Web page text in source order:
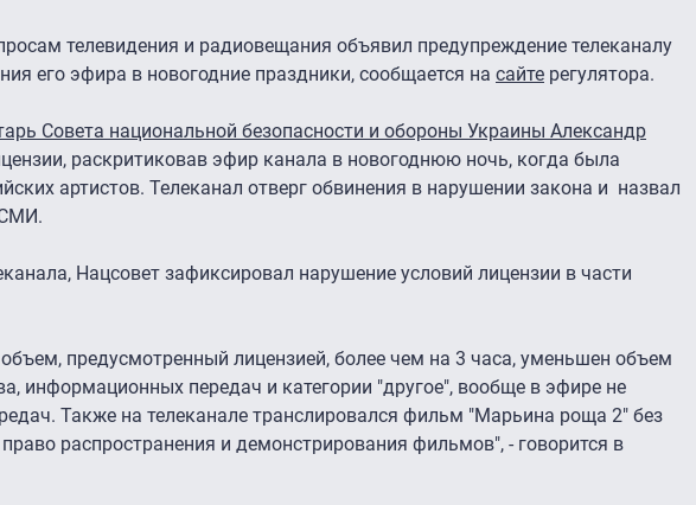
телевидения и радиовещания объявил предупреждение телеканалу
его эфира в новогодние праздники, сообщается на сайте регулятора.
Совета национальной безопасности и обороны Украины Александр
раскритиковав эфир канала в новогоднюю ночь, когда была
артистов. Телеканал отверг обвинения в нарушении закона и назвал
Нацсовет зафиксировал нарушение условий лицензии в части
предусмотренный лицензией, более чем на 3 часа, уменьшен объем
информационных передач и категории "другое", вообще в эфире не
Также на телеканале транслировался фильм "Марьина роща 2" без
распространения и демонстрирования фильмов", - говорится в